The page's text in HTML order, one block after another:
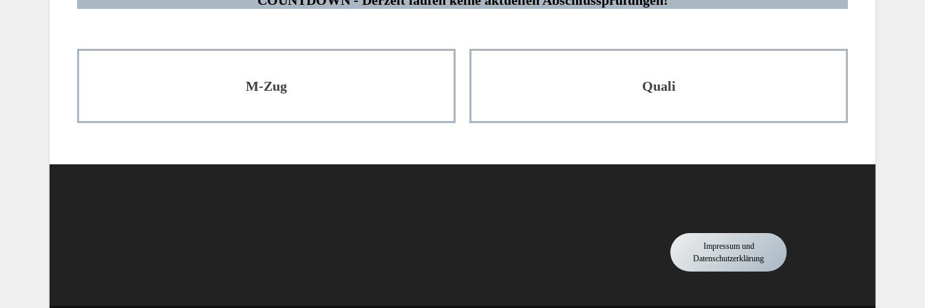
M-Zug Quali
Impressum und
Datenschutzerklärung